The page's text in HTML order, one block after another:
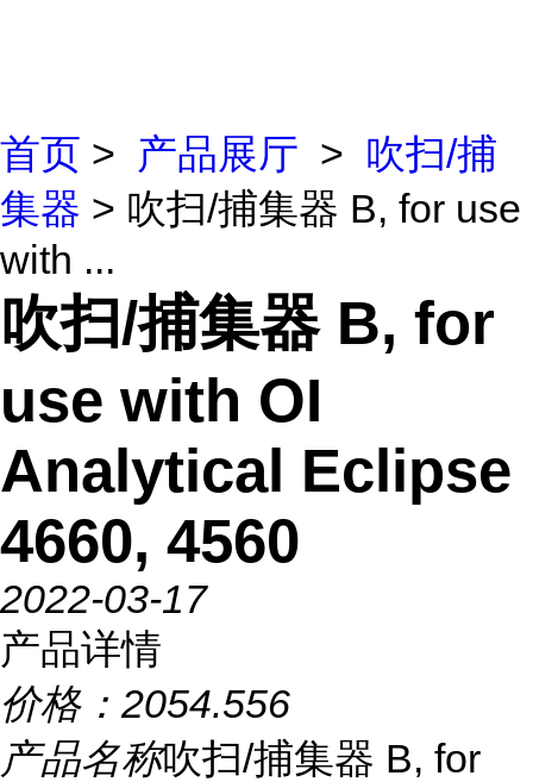
首页 > 产品展厅 > 吹扫/捕
集器 > 吹扫/捕集器 B, for use
with ...
吹扫/捕集器 B, for
use with OI
Analytical Eclipse
4660, 4560
2022-03-17
产品详情
价格： 2054.556
产品名称吹扫/捕集器 B, for